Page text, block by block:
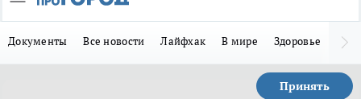
Документы Все новости Лайфхак В мире Здоровье
Принять